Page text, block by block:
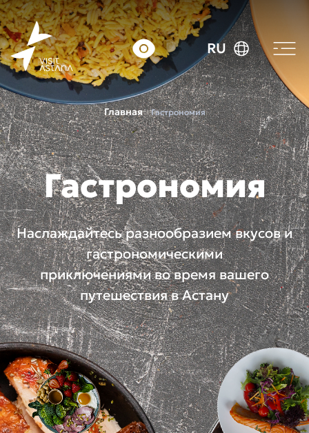
RU
Главная Гастрономия
Гастрономия
Наслаждайтесь разнообразием вкусов и
гастрономическими
приключениями во время вашего
путешествия в Астану